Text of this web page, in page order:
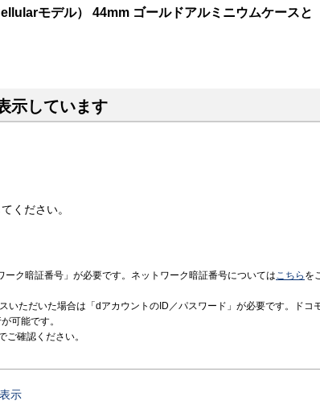
モデル） 44mm ゴールドアルミニウムケースと
示しています
ください。
ク暗証番号」が必要です。ネットワーク暗証番号についてはこちら を
いただいた場合は「dアカウントのID／パスワード」が必要です。ドコ
可能です。
ご確認ください。
示